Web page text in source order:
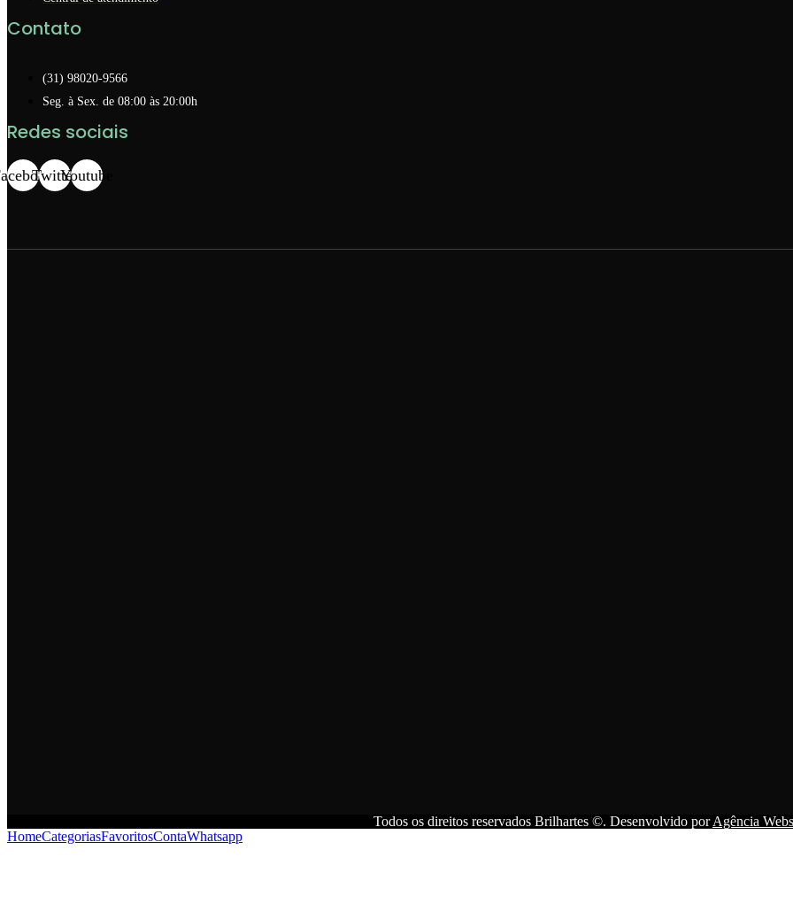
Contato
(31) 98020-9566
Seg. à Sex. de 08:00 às 20:00h
Redes sociais
TwitterYoutube
Todos os direitos reservados Brilhartes ©. Desenvolvido porAgência
HomeCategoriasFavoritosContaWhatsapp